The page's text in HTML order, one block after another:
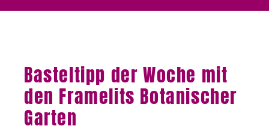
Basteltipp der Woche mit
den Framelits Botanischer
Garten